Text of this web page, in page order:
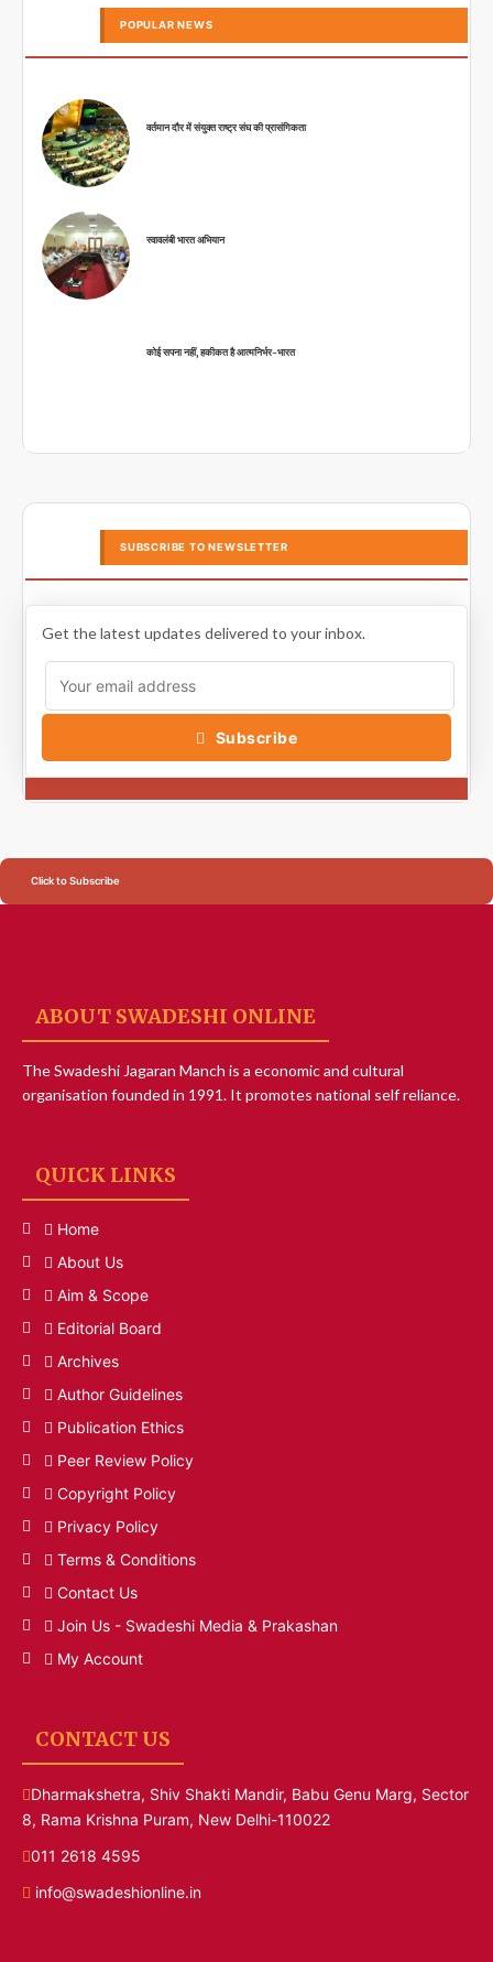
POPULAR NEWS
वर्तमान दौर में संयुक्त राष्ट्र संघ की प्रासंगिकता
स्वावलंबी भारत अभियान
कोई सपना नहीं, हकीकत है आत्मनिर्भर-भारत
SUBSCRIBE TO NEWSLETTER
Get the latest updates delivered to your inbox.
Subscribe
Click to Subscribe
ABOUT SWADESHI ONLINE
The Swadeshi Jagaran Manch is a economic and cultural
organisation founded in 1991. It promotes national self reliance.
QUICK LINKS
Home
About Us
Aim & Scope
Editorial Board
Archives
Author Guidelines
Publication Ethics
Peer Review Policy
Copyright Policy
Privacy Policy
Terms & Conditions
Contact Us
Join Us - Swadeshi Media & Prakashan
My Account
CONTACT US
Dharmakshetra, Shiv Shakti Mandir, Babu Genu Marg, Sector
8, Rama Krishna Puram, New Delhi-110022
011 2618 4595
info@swadeshionline.in